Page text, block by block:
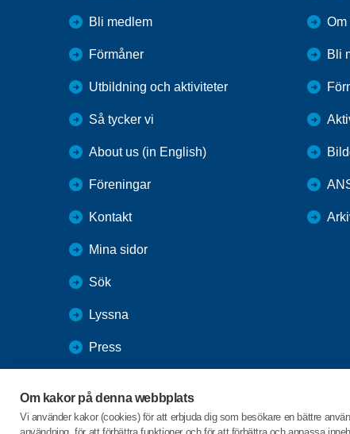
Om kakor på denna webbplats
Vi använder kakor (cookies) för att erbjuda dig som besökare en bättre
Bli medlem
Förmåner
Utbildning och aktiviteter
Så tycker vi
About us (in English)
Föreningar
Kontakt
Mina sidor
Sök
Lyssna
Press
SPF Seniorernas intranät
Om
Bli